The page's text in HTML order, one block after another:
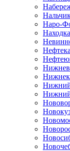
Наро-
Находка